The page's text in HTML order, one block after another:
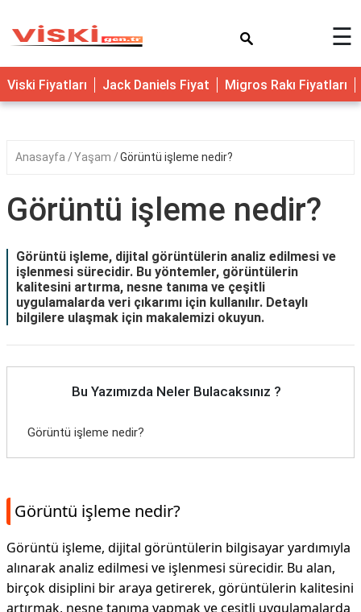
☰
Viski Fiyatları Jack Daniels Fiyat Migros Rakı Fiyatları
Anasayfa Yaşam Görüntü işleme nedir?
Görüntü işleme nedir?
Görüntü işleme, dijital görüntülerin analiz edilmesi ve
işlenmesi sürecidir. Bu yöntemler, görüntülerin
kalitesini artırma, nesne tanıma ve çeşitli
uygulamalarda veri çıkarımı için kullanılır. Detaylı
bilgilere ulaşmak için makalemizi okuyun.
Bu Yazımızda Neler Bulacaksınız ?
Görüntü işleme nedir?
Görüntü işleme nedir?
Görüntü işleme, dijital görüntülerin bilgisayar yardımıyla
alınarak analiz edilmesi ve işlenmesi sürecidir. Bu alan,
birçok disiplini bir araya getirerek, görüntülerin kalitesini
artırmak, nesne tanıma yapmak ve çeşitli uygulamalarda